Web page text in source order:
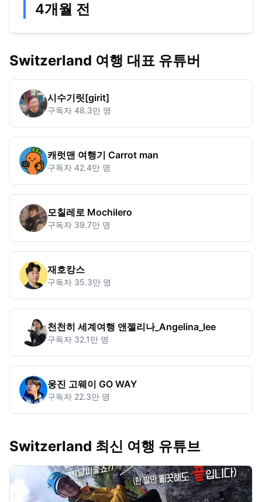
4개월 전
Switzerland 여행 대표 유튜버
시수기릿[girit]
구독자 48.3만 명
캐럿맨 여행기 Carrot man
구독자 42.4만 명
모칠레로 Mochilero
구독자 39.7만 명
재호캉스
구독자 35.3만 명
천천히 세계여행 앤젤리나_Angelina_lee
구독자 32.1만 명
웅진 고웨이 GO WAY
구독자 22.3만 명
Switzerland 최신 여행 유튜브